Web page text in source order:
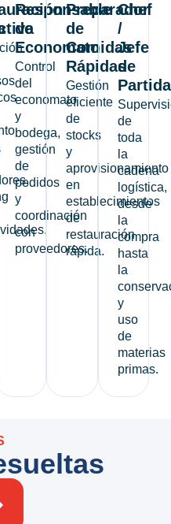
Responsable
de
Economato
Control
del
economato
y
bodega,
gestión
de
pedidos
y
coordinación
con
proveedores.
Preparador
de
Comidas
Rápidas
Gestión
eficiente
de
stocks
y
aprovisionamiento
en
establecimientos
de
restauración
rápida.
Chef
/
Jefe
de
Partida
de
toda
la
cadena
logística,
desde
la
compra
hasta
la
y
uso
de
materias
primas.